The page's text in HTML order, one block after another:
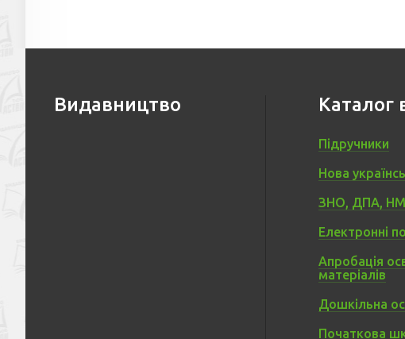
Видавництво Каталог
Підручники
Нова
ЗНО, ДПА,
Електронні
Апробація
матеріалів
Дошкільна
Початкова